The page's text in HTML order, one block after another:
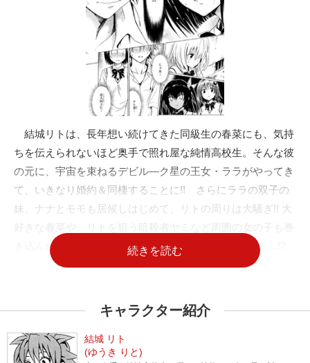
結城リトは、長年想い続けてきた同級生の春菜にも、気持
ちを伝えられないほど奥手で照れ屋な純情高校生。そんな彼
の元に、宇宙を束ねるデビル―ク星の王女・ララがやってき
て、いきなり婚約＆同棲することに!! さらにララの双子の
妹、ナナとモモも居候しはじめて、リトの周りは大騒ぎ!! 大
好きな春菜や、リトを狙う暗殺者ヤミなど周囲の女の子も巻
き込んだ、リトのTo Loveる満載な一日が今日も始まる…!?
続きを読む
キャラクター紹介
結城 リト
(ゆうき りと)